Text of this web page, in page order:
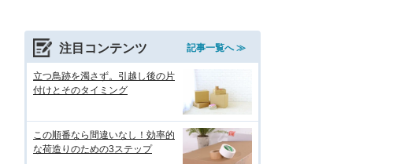
注目コンテンツ 記事一覧へ ≫
立つ鳥跡を濁さず。引越し後の片
付けとそのタイミング
この順番なら間違いなし！効率的
な荷造りのための3ステップ